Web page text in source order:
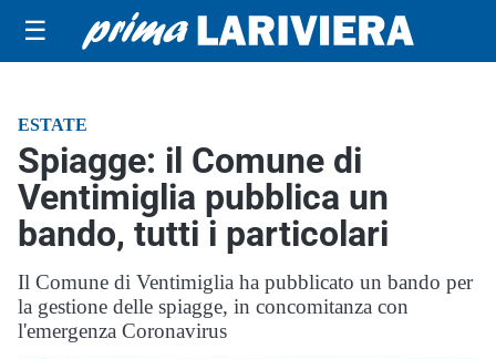
☰
ESTATE
Spiagge: il Comune di
Ventimiglia pubblica un
bando, tutti i particolari
Il Comune di Ventimiglia ha pubblicato un bando per
la gestione delle spiagge, in concomitanza con
l'emergenza Coronavirus